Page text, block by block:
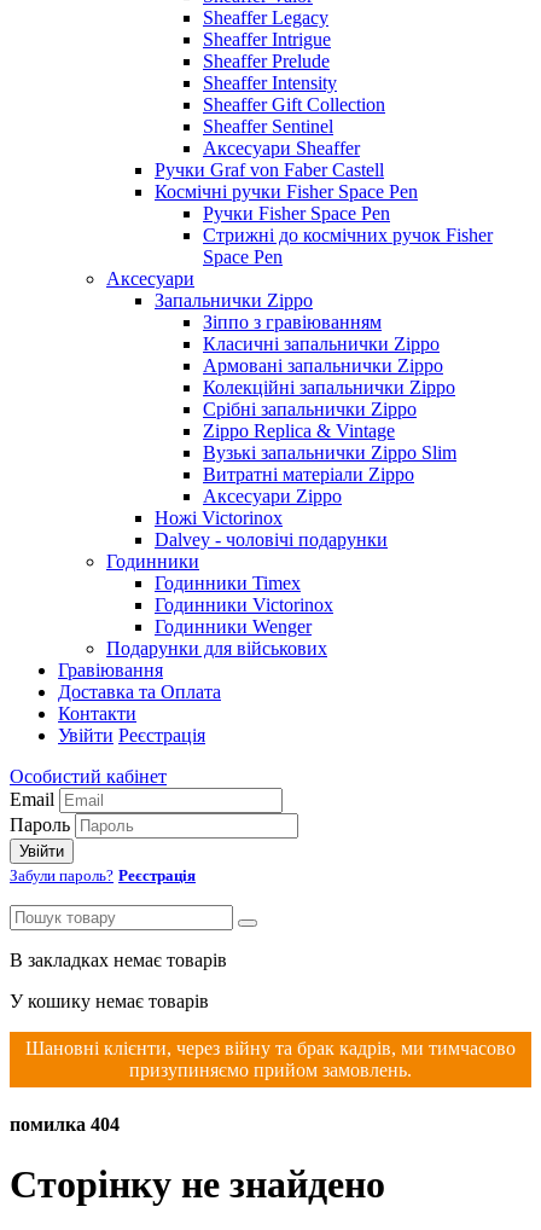
Sheaffer Legacy
Sheaffer Intrigue
Sheaffer Prelude
Sheaffer Intensity
Sheaffer Gift Collection
Sheaffer Sentinel
Аксесуари Sheaffer
Ручки Graf von Faber Castell
Космічні ручки Fisher Space Pen
Ручки Fisher Space Pen
Стрижні до космічних ручок Fisher
Space Pen
Аксесуари
Запальнички Zippo
Зіппо з гравіюванням
Класичні запальнички Zippo
Армовані запальнички Zippo
Колекційні запальнички Zippo
Срібні запальнички Zippo
Zippo Replica & Vintage
Вузькі запальнички Zippo Slim
Витратні матеріали Zippo
Аксесуари Zippo
Ножі Victorinox
Dalvey - чоловічі подарунки
Годинники
Годинники Timex
Годинники Victorinox
Годинники Wenger
Подарунки для військових
Гравіювання
Доставка та Оплата
Контакти
Увійти Реєстрація
Особистий кабінет
Email
Пароль
Увійти
Забули пароль? Реєстрація
В закладках немає товарів
У кошику немає товарів
Шановні клієнти, через війну та брак кадрів, ми тимчасово
призупиняємо прийом замовлень.
помилка 404
Сторінку не знайдено